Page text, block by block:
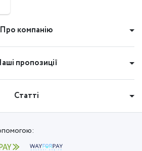
Про компанію
пропозиції
Статті